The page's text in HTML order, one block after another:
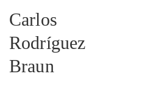
Carlos
Rodríguez
Braun